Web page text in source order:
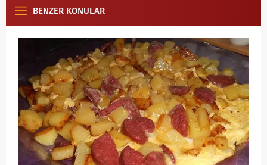
BENZER KONULAR